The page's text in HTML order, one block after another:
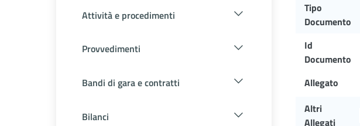
Attività e procedimenti
Provvedimenti
Bandi di gara e contratti
Bilanci
Tipo
Documento
Id
Documento
Allegato
Altri
Allegati